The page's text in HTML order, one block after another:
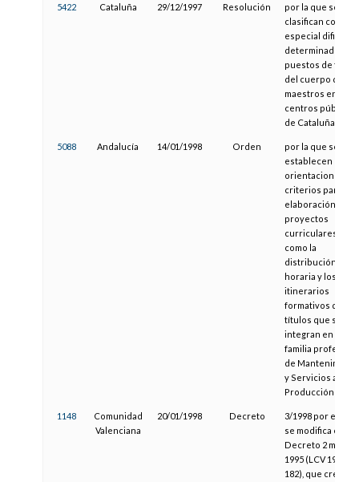
5422 Cataluña 29/12/1997 Resolución
por la que se
clasifican como
especial
determinados
puestos de
del cuerpo de
maestros en los
centros públicos
de Cataluña
5088 Andalucía 14/01/1998 Orden
por la que se
establecen
orientaciones y
criterios para la
elaboración de
proyectos
curriculares, así
como la
distribución
horaria y los
itinerarios
formativos de
títulos que se
integran en la
familia
de
y Servicios a la
Producción
1148
Comunidad
Valenciana
20/01/1998 Decreto
3/1998 por el que
se modifica el
Decreto 2 mayo
1995 (LCV 1995,
182), que crea la